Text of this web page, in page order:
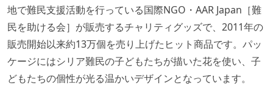
地で難民支援活動を行っている国際NGO・AAR Japan［難
⺠を助ける会］が販売するチャリティグッズで、2011年の
販売開始以来約13万個を売り上げたヒット商品です。パッ
ケージにはシリア難民の子どもたちが描いた花を使い、子
どもたちの個性が光る温かいデザインとなっています。